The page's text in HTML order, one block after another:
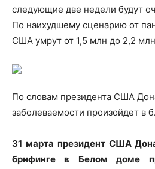
следующие две недели будут
По наихудшему сценарию от
США умрут от 1,5 млн до 2,2
По словам президента США
заболеваемости произойдет в
31 марта президент США
брифинге в Белом доме